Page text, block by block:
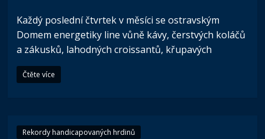
Každý poslední čtvrtek v měsíci se ostravským
Domem energetiky line vůně kávy, čerstvých koláčů
a zákusků, lahodných croissantů, křupavých
Čtěte více
Rekordy handicapovaných hrdinů